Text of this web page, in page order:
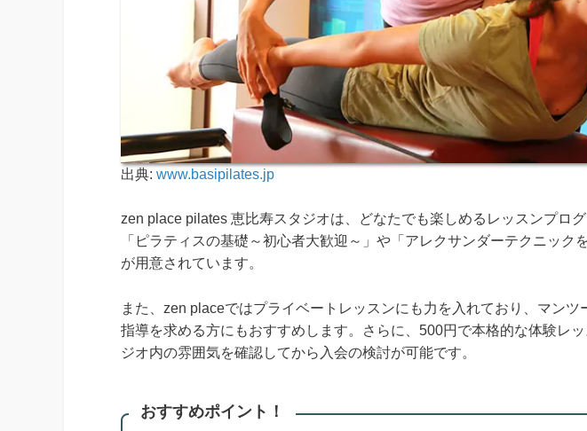
出典: www.basipilates.jp
zen place pilates 恵比寿スタジオは、どなたでも楽しめるレッスンプロ
「ピラティスの基礎～初心者大歓迎～」や「アレクサンダーテクニック
が用意されています。
また、zen placeではプライベートレッスンにも力を入れており、マン
指導を求める方にもおすすめします。さらに、500円で本格的な体験レ
ジオ内の雰囲気を確認してから入会の検討が可能です。
おすすめポイント！